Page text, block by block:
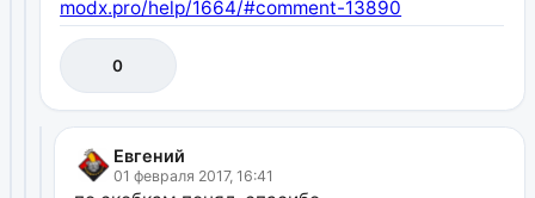
modx.pro/help/1664/#comment-13890
0
Евгений
01 февраля 2017, 16:41